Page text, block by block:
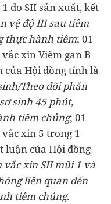
do SII sản xuất, kết
vệ độ III sau tiêm
thực hành tiêm; 01
xin Viêm gan B
của Hội đồng tỉnh là
Theo dõi phản
sinh 45 phút,
tiêm chủng; 01
xin 5 trong 1
luận của Hội đồng
vắc xin SII mũi 1 và
liên quan đến
tiêm chủng.